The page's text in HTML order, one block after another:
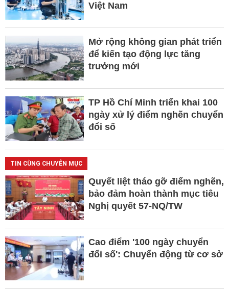
Việt Nam
Mở rộng không gian phát triển
để kiến tạo động lực tăng
trưởng mới
TP Hồ Chí Minh triển khai 100
ngày xử lý điểm nghẽn chuyển
đổi số
TIN CÙNG CHUYÊN MỤC
Quyết liệt tháo gỡ điểm nghẽn,
bảo đảm hoàn thành mục tiêu
Nghị quyết 57-NQ/TW
Cao điểm '100 ngày chuyển
đổi số': Chuyển động từ cơ sở